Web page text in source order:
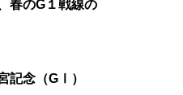
春のG１戦線の
記念（GⅠ）